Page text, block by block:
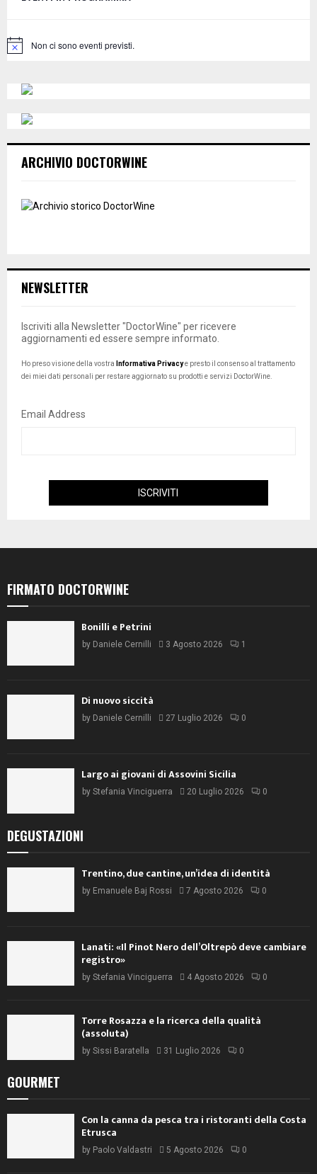
N
Non ci sono eventi previsti.
ARCHIVIO DOCTORWINE
NEWSLETTER
Iscriviti alla Newsletter "DoctorWine" per ricevere
aggiornamenti ed essere sempre informato.
Ho preso visione della vostra Informativa Privacye presto il consenso al trattamento
dei miei dati personali per restare aggiornato su prodotti e servizi DoctorWine.
Email Address
FIRMATO DOCTORWINE
Bonilli e Petrini
by Daniele Cernilli 3 Agosto 2026 1
Di nuovo siccità
by Daniele Cernilli 27 Luglio 2026 0
Largo ai giovani di Assovini Sicilia
by Stefania Vinciguerra 20 Luglio 2026 0
DEGUSTAZIONI
Trentino, due cantine, un’idea di identità
by Emanuele Baj Rossi 7 Agosto 2026 0
Lanati: «Il Pinot Nero dell’Oltrepò deve cambiare
registro»
by Stefania Vinciguerra 4 Agosto 2026 0
Torre Rosazza e la ricerca della qualità
(assoluta)
by Sissi Baratella 31 Luglio 2026 0
GOURMET
Con la canna da pesca tra i ristoranti della Costa
Etrusca
by Paolo Valdastri 5 Agosto 2026 0